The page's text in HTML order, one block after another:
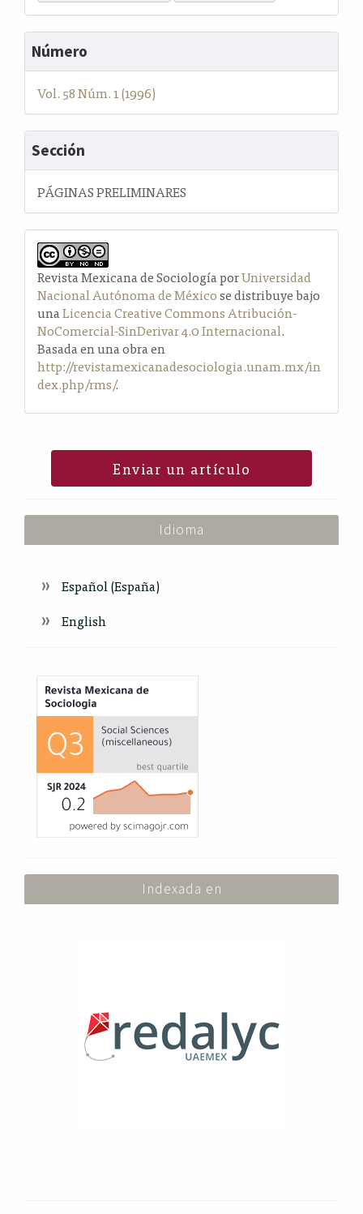
Número
Vol. 58 Núm. 1 (1996)
Sección
PÁGINAS PRELIMINARES
Revista Mexicana de Sociología porUniversidad
Nacional Autónoma de Méxicose distribuye bajo
unaLicencia Creative Commons Atribución-
NoComercial-SinDerivar 4.0 Internacional.
Basada en una obra en
http://revistamexicanadesociologia.unam.mx/in
dex.php/rms/.
Enviar un artículo
Idioma
Español (España)
English
Index
Indexada en